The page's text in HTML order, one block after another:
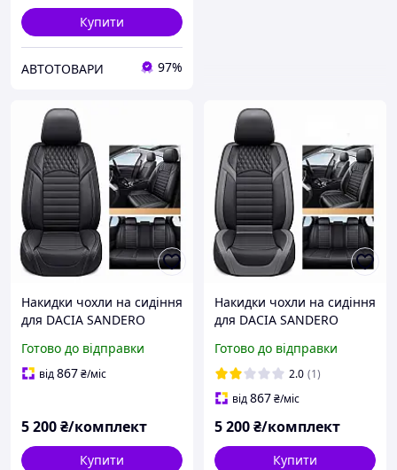
Купити
АВТОТОВАРИ 97%
Накидки чохли на сидіння
для DACIA SANDERO
5D Fame чорні
Готово до відправки
від867₴/міс
5 200₴/комплект
Купити
Накидки чохли на сидіння
для DACIA SANDERO
5D Fame чорні з сірою
вставкою
Готово до відправки
2.0 (1)
від867₴/міс
5 200₴/комплект
Купити